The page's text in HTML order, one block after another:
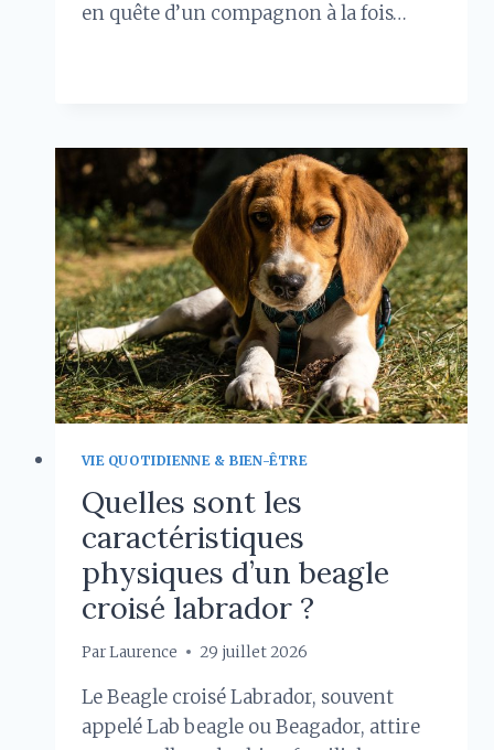
en quête d’un compagnon à la fois…
STAFF
UN
MÉLANGE
FASCINANT
VIE QUOTIDIENNE & BIEN-ÊTRE
Quelles sont les
caractéristiques
physiques d’un beagle
croisé labrador ?
Par Laurence 29 juillet 2026
Le Beagle croisé Labrador, souvent
appelé Lab beagle ou Beagador, attire